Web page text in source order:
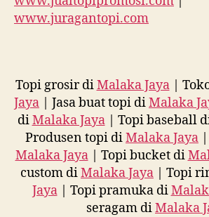
www.juragantopi.com
Topi grosir diMalaka Jaya|
Jaya | Jasa buat topi diMalaka
diMalaka Jaya| Topi baseball
Produsen topi diMalaka Jaya
Malaka Jaya| Topi bucket di
custom diMalaka Jaya | Topi
Jaya| Topi pramuka di
seragam diMalaka